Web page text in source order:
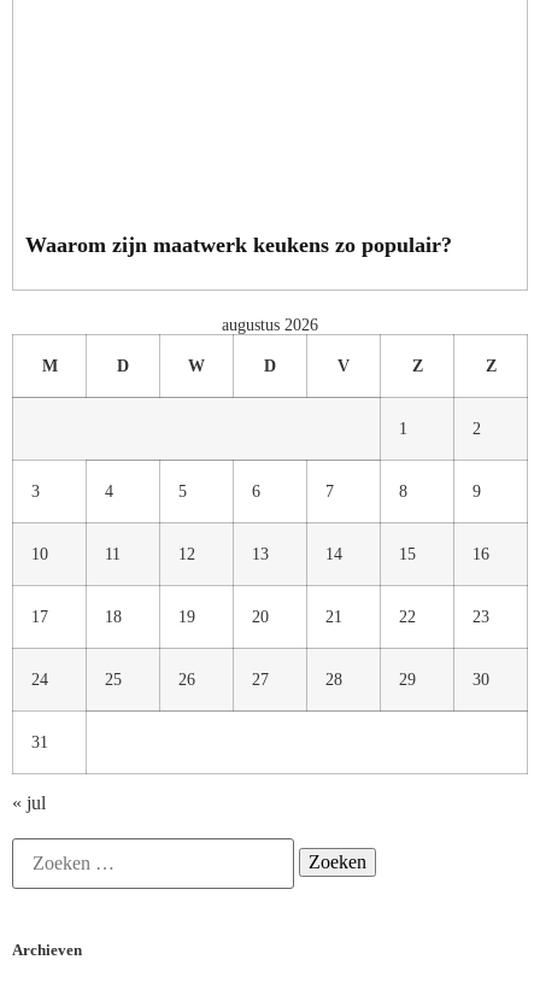
Waarom zijn maatwerk keukens zo populair?
augustus 2026
M D W D V Z Z
1 2
3 4 5 6 7 8 9
10 11 12 13 14 15 16
17 18 19 20 21 22 23
24 25 26 27 28 29 30
31
« jul
Archieven